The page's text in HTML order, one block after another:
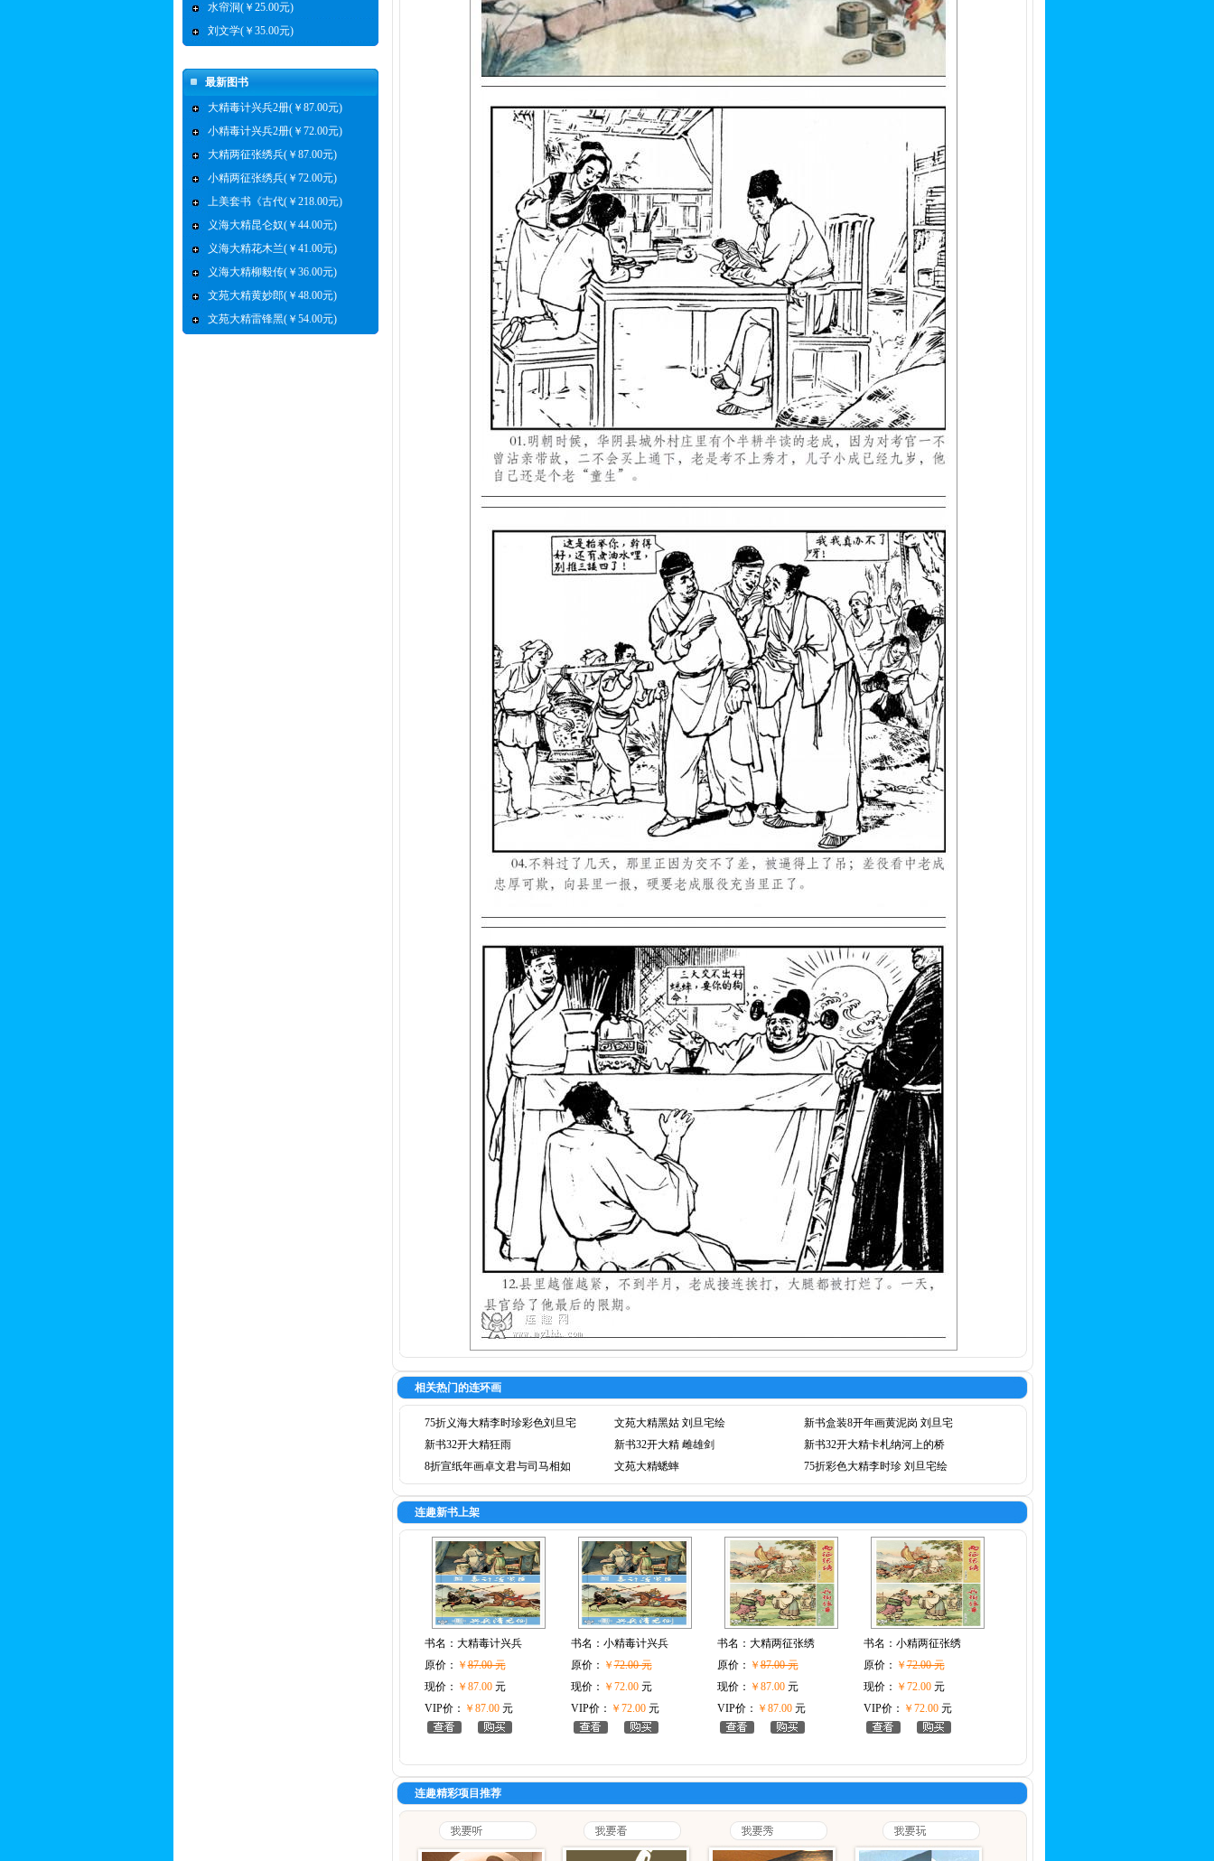
水帘洞(￥25.00元)
刘文学(￥35.00元)
最新图书
大精毒计兴兵2册(￥87.00元)
小精毒计兴兵2册(￥72.00元)
大精两征张绣兵(￥87.00元)
小精两征张绣兵(￥72.00元)
上美套书《古代(￥218.00元)
义海大精昆仑奴(￥44.00元)
义海大精花木兰(￥41.00元)
义海大精柳毅传(￥36.00元)
文苑大精黄妙郎(￥48.00元)
文苑大精雷锋黑(￥54.00元)
相关热门的连环画
75折义海大精李时珍彩色刘旦宅 文苑大精黑姑 刘旦宅绘
新书盒装8开年画黄泥岗 刘旦宅
新书32开大精狂雨
新书32开大精 雌雄剑
新书32开大精卡札纳河上的桥
8折宣纸年画卓文君与司马相如
文苑大精蟋蟀 75折彩色大精李时珍 刘旦宅绘
连趣新书上架
书名： 大精毒计兴兵
原价： ￥87.00 元
现价： ￥87.00元
VIP价： ￥87.00元
书名： 小精毒计兴兵
原价： ￥72.00 元
现价： ￥72.00元
VIP价： ￥72.00元
书名： 大精两征张绣
原价： ￥87.00 元
现价： ￥87.00元
VIP价： ￥87.00元
书名： 小精两征张绣
原价： ￥72.00 元
现价： ￥72.00元
VIP价： ￥72.00元
连趣精彩项目推荐